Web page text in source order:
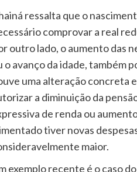
ressalta que o
comprovar a real
outro lado, o aumento das
o avanço da idade, também
uma alteração concreta
a diminuição da
de renda ou
tiver novas
maior.
exemplo recente é o caso